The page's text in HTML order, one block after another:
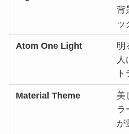
背
ッ
Atom One Light
明
人
Material Theme
美
ラ
が